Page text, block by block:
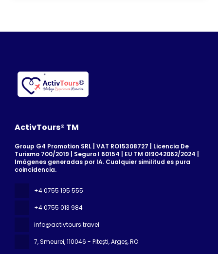
ActivTours® TM
Group G4 Promotion SRL | VAT RO15308727 | Licencia De
Turismo 700/2019 | Seguro I 60154 | EU TM 019042062/2024 |
Imágenes generadas por IA. Cualquier similitud es pura
coincidencia.
+4 0755 195 555
+4 0755 013 984
info@activtours.travel
7, Smeurei, 110046 - Pitești, Argeș, RO